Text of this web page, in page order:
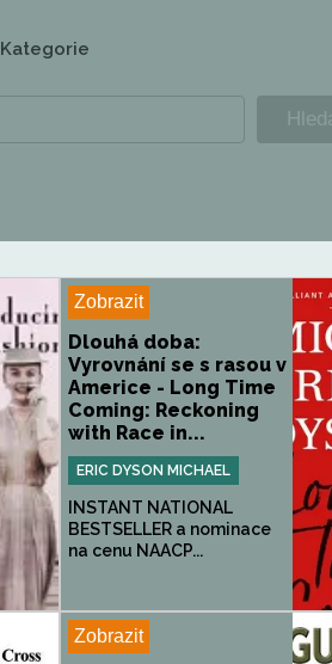
Kategorie
Zobrazit
Dlouhá doba:
Vyrovnání se s rasou v
Americe - Long Time
Coming: Reckoning
with Race in...
ERIC DYSON MICHAEL
INSTANT NATIONAL
BESTSELLER a nominace
na cenu NAACP...
Zobrazit